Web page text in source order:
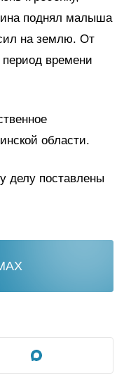
поднял малыша
на землю. От
времени
области.
делу поставлены